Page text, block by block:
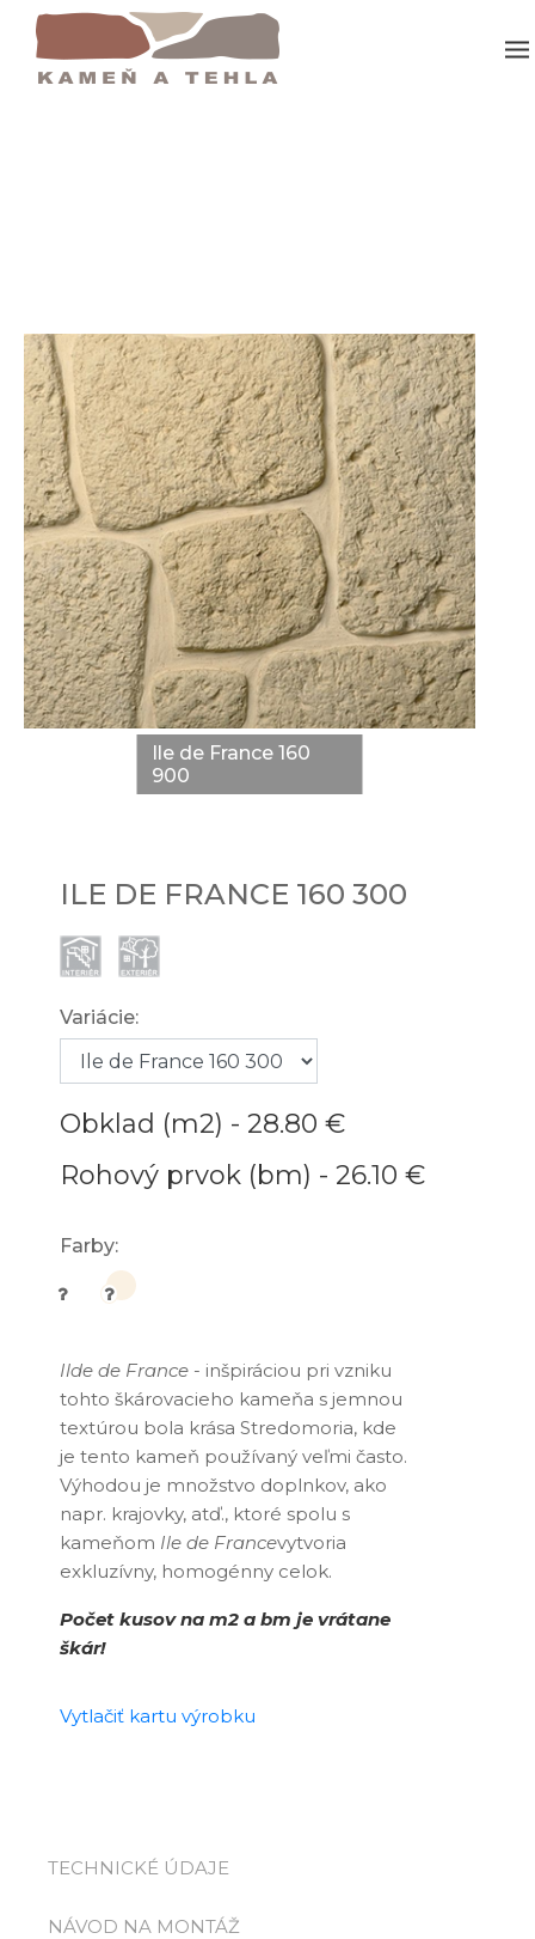
Domov Ile De France 160 300
Ile de France 160
900
ILE DE FRANCE 160 300
Variácie:
Obklad (m2) - 28.80 €
Rohový prvok (bm) - 26.10 €
Farby:
Ilde de France - inšpiráciou pri vzniku
tohto škárovacieho kameňa s jemnou
textúrou bola krása Stredomoria, kde
je tento kameň používaný veľmi často.
Výhodou je množstvo doplnkov, ako
napr. krajovky, atď., ktoré spolu s
kameňom Ile de Francevytvoria
exkluzívny, homogénny celok.
Počet kusov na m2 a bm je vrátane
škár!
Vytlačiť kartu výrobku
TECHNICKÉ ÚDAJE
NÁVOD NA MONTÁŽ